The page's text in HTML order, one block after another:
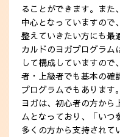
ることができます。ま
中心となっていますので
整えていきたい方にも最
カルドのヨガプログラム
して構成していますの
者・上級者でも基本の確
プログラムでもあります
ヨガは、初心者の方から
ムとなっており、「いつ
多くの方から支持されて